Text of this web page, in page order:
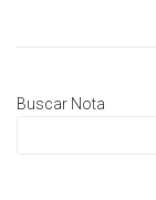
Buscar Nota